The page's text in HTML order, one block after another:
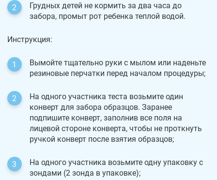
Грудных детей не кормить за два часа до
забора, промыт рот ребенка теплой водой.
Инструкция:
Вымойте тщательно руки с мылом или наденьте
резиновые перчатки перед началом процедуры;
На одного участника теста возьмите один
конверт для забора образцов. Заранее
подпишите конверт, заполнив все поля на
лицевой стороне конверта, чтобы не проткнуть
ручкой конверт после взятия образцов;
На одного участника возьмите одну упаковку с
зондами (2 зонда в упаковке);